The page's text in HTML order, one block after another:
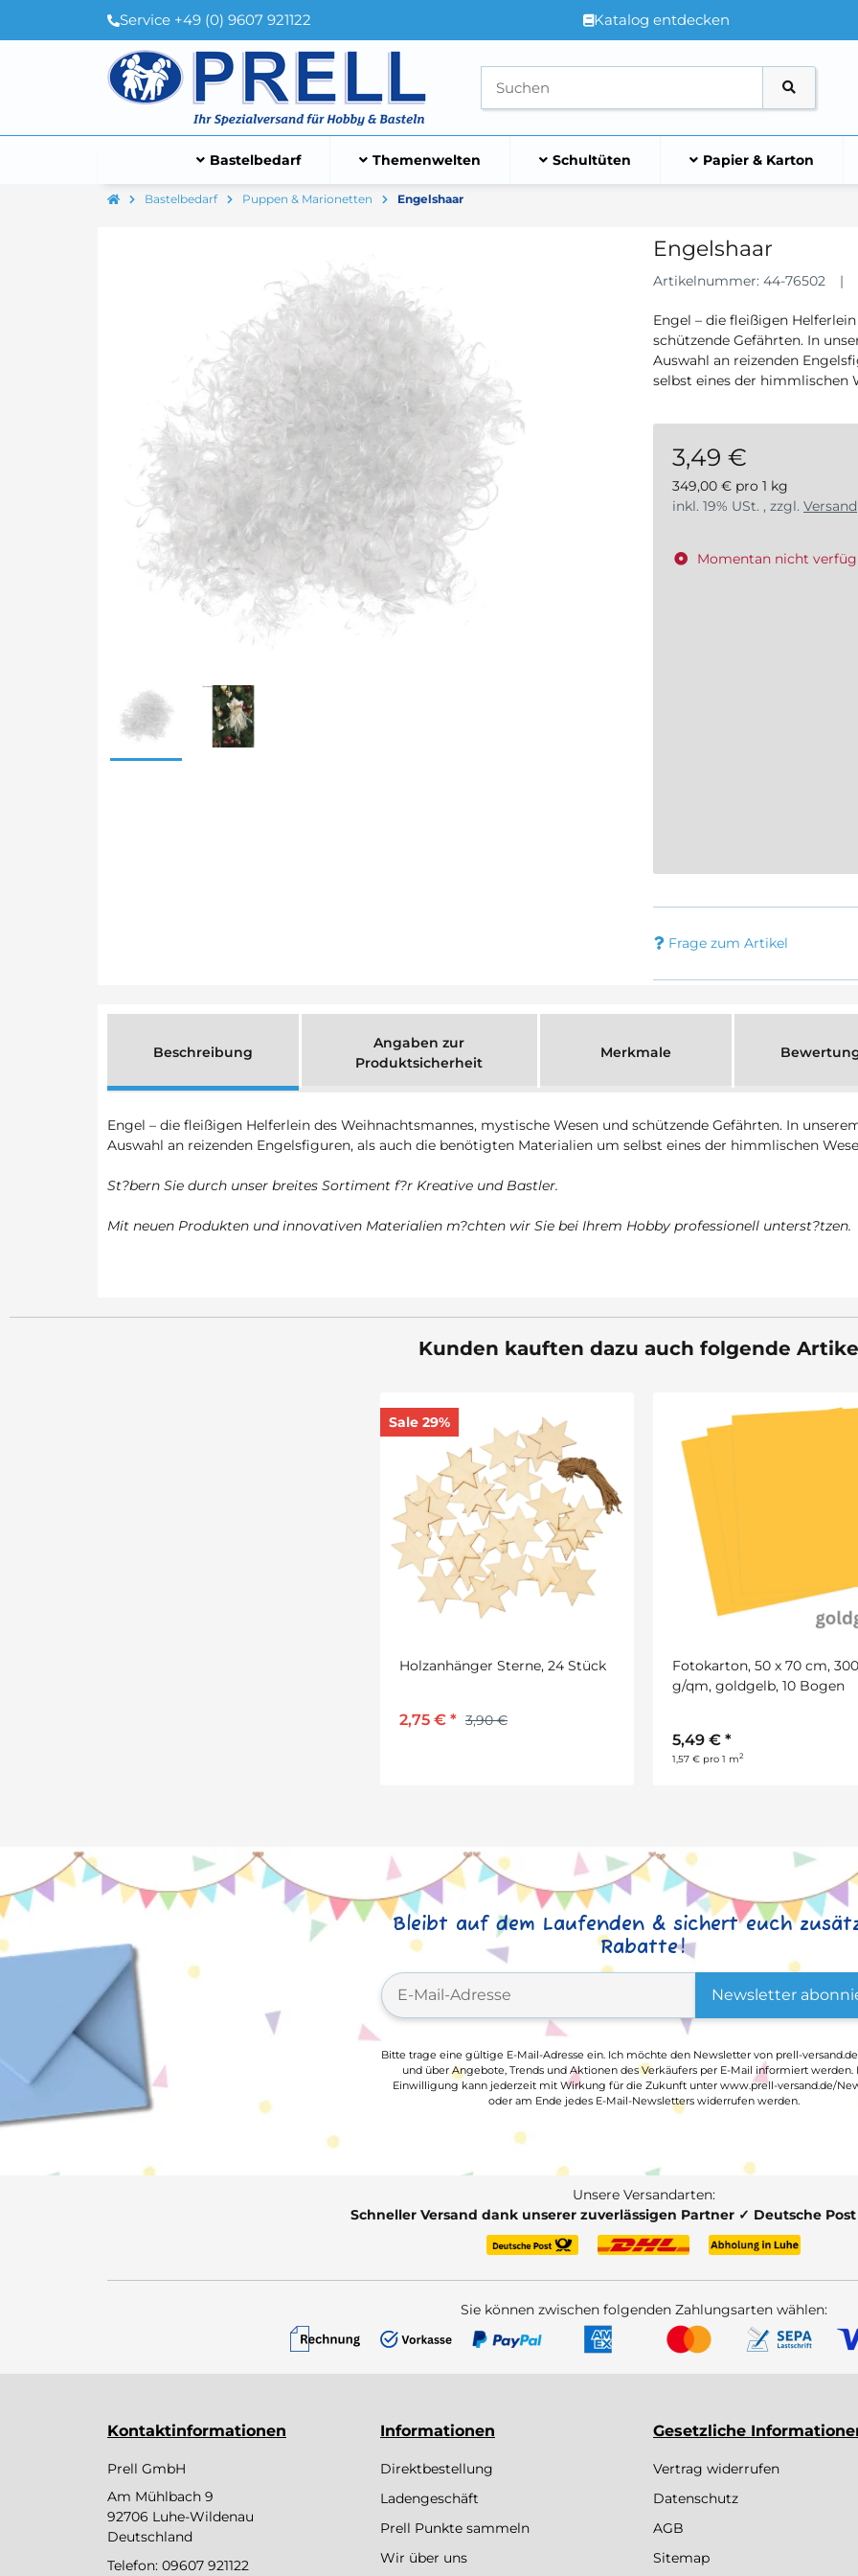
Service +49 (0) 9607 921122 Katalog entdecken
Bastelbedarf Themenwelten Schultüten Papier & Karton
Bastelbedarf Puppen & Marionetten Engelshaar
Engelshaar
Artikelnummer: 44-76502
Engel – die fleißigen
schützende Gefährten. In
Auswahl an reizenden
selbst eines der himmlischen
3,49 €
349,00 € pro 1 kg
inkl. 19% USt. , zzgl. Versand
Momentan nicht
Frage zum Artikel
Beschreibung
Angaben zur
Produktsicherheit
Merkmale
Engel – die fleißigen Helferlein des Weihnachtsmannes, mystische Wesen und schützende Gefährten. In
Auswahl an reizenden Engelsfiguren, als auch die benötigten Materialien um selbst eines der himmlischen
St?bern Sie durch unser breites Sortiment f?r Kreative und Bastler.
Mit neuen Produkten und innovativen Materialien m?chten wir Sie bei Ihrem Hobby professionell unterst?tzen.
Kunden kauften dazu auch folgende
Sale 29%
Holzanhänger Sterne, 24 Stück
2,75 € * 3,90 €
Fotokarton, 50 x 70 cm, 300
g/qm, goldgelb, 10 Bogen
5,49 € *
1,57 € pro 1 m2
Bleibt auf dem Laufenden & sichert euch
Rabatte!
Newsletter
Bitte trage eine gültige E-Mail-Adresse ein. Ich möchte den Newsletter von prell-
und über Angebote, Trends und Aktionen des Verkäufers per E-Mail informiert werden.
Einwilligung kann jederzeit mit Wirkung für die Zukunft unter www.prell-versand.de/
oder am Ende jedes E-Mail-Newsletters widerrufen werden.
Unsere Versandarten:
Schneller Versand dank unserer zuverlässigen Partner ✓ Deutsche
Sie können zwischen folgenden Zahlungsarten wählen:
Kontaktinformationen
Prell GmbH
Am Mühlbach 9
92706 Luhe-Wildenau
Deutschland
Telefon: 09607 921122
Informationen
Direktbestellung
Ladengeschäft
Prell Punkte sammeln
Wir über uns
Gesetzliche
Vertrag widerrufen
Datenschutz
AGB
Sitemap